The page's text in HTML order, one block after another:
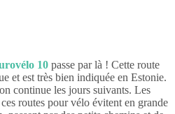
10 passe par là ! Cette route
et est très bien indiquée en Estonie.
continue les jours suivants. Les
routes pour vélo évitent en grande